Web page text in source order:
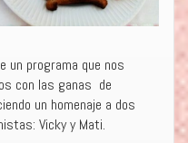
un programa que nos
con las ganas de
un homenaje a dos
Vicky y Mati.